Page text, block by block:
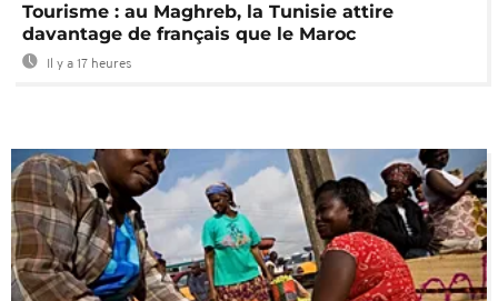
Tourisme : au Maghreb, la Tunisie attire
davantage de français que le Maroc
Il y a 17 heures